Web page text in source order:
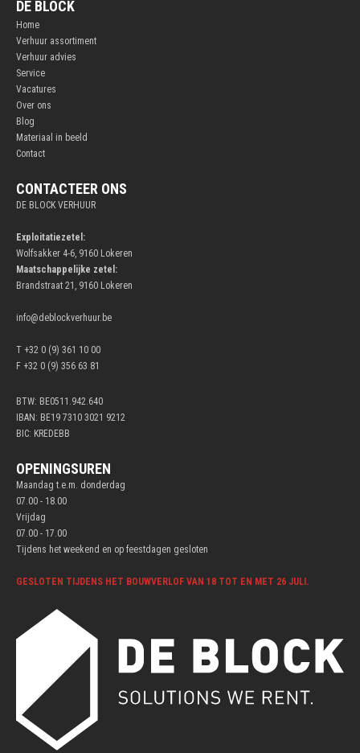
DE BLOCK
Home
Verhuur assortiment
Verhuur advies
Service
Vacatures
Over ons
Blog
Materiaal in beeld
Contact
CONTACTEER ONS
DE BLOCK VERHUUR
Exploitatiezetel:
Wolfsakker 4-6, 9160 Lokeren
Maatschappelijke zetel:
Brandstraat 21, 9160 Lokeren
info@deblockverhuur.be
T +32 0 (9) 361 10 00
F +32 0 (9) 356 63 81
BTW: BE0511.942.640
IBAN: BE19 7310 3021 9212
BIC: KREDEBB
OPENINGSUREN
Maandag t.e.m. donderdag
07.00 - 18.00
Vrijdag
07.00 - 17.00
Tijdens het weekend en op feestdagen gesloten
GESLOTEN TIJDENS HET BOUWVERLOF VAN 18 TOT EN MET 26 JULI.